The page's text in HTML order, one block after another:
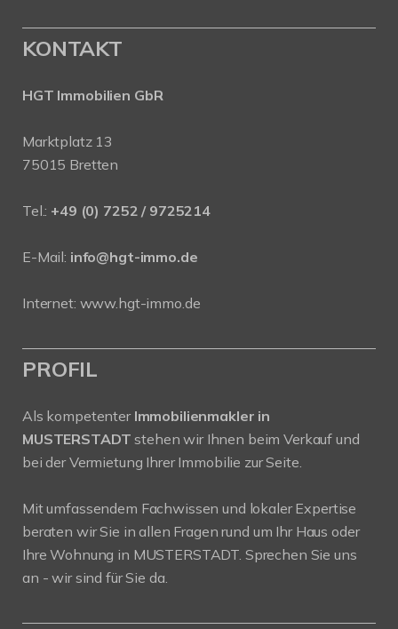
KONTAKT
HGT Immobilien GbR
Marktplatz 13
75015 Bretten
Tel.: +49 (0) 7252 / 9725214
E-Mail: info@hgt-immo.de
Internet: www.hgt-immo.de
PROFIL
Als kompetenter Immobilienmakler in
MUSTERSTADT stehen wir Ihnen beim Verkauf und
bei der Vermietung Ihrer Immobilie zur Seite.
Mit umfassendem Fachwissen und lokaler Expertise
beraten wir Sie in allen Fragen rund um Ihr Haus oder
Ihre Wohnung in MUSTERSTADT. Sprechen Sie uns
an - wir sind für Sie da.